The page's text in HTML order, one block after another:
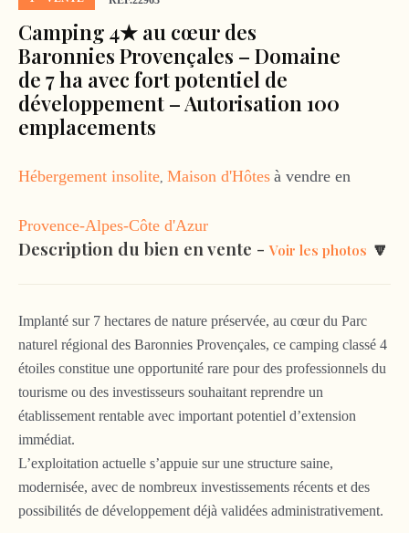
Camping 4★ au cœur des
Baronnies Provençales – Domaine
de 7 ha avec fort potentiel de
développement – Autorisation 100
emplacements
Hébergement insolite, Maison d'Hôtes à vendre en
Provence-Alpes-Côte d'Azur
Description du bien en vente -Voir les photos 🔽
Implanté sur 7 hectares de nature préservée, au cœur du Parc
naturel régional des Baronnies Provençales, ce camping classé 4
étoiles constitue une opportunité rare pour des professionnels du
tourisme ou des investisseurs souhaitant reprendre un
établissement rentable avec important potentiel d’extension
immédiat.
L’exploitation actuelle s’appuie sur une structure saine,
modernisée, avec de nombreux investissements récents et des
possibilités de développement déjà validées administrativement.